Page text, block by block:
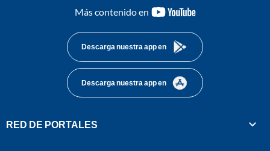
Más contenido en
youtube-
Descarga nuestra app en
Descarga nuestra app en
RED DE PORTALES